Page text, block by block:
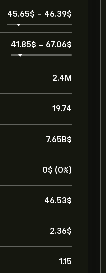
45.65‎$‎ - 46.39‎$‎
41.85‎$‎ - 67.06‎$‎
2.4M
19.74
7.65B‎$‎
0‎$‎ (0%)
46.53‎$‎
2.36‎$‎
1.15